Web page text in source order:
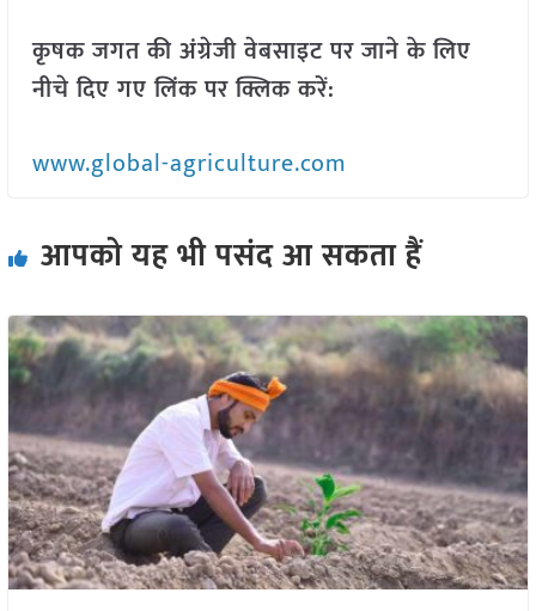
कृषक जगत की अंग्रेजी वेबसाइट पर जाने के लिए
नीचे दिए गए लिंक पर क्लिक करें:
www.global-agriculture.com
आपको यह भी पसंद आ सकता हैं